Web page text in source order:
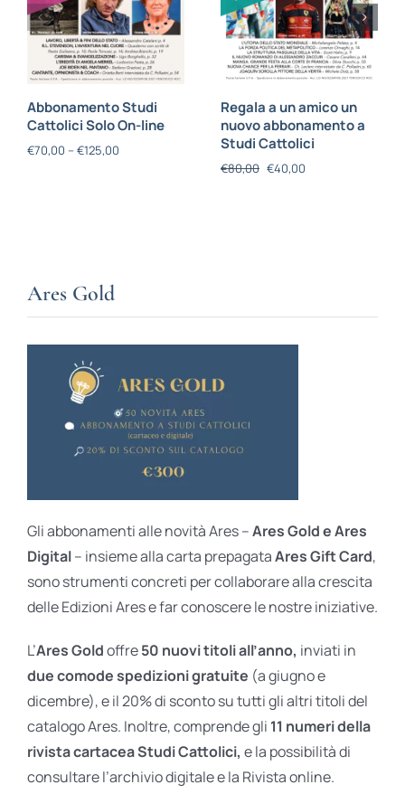
Abbonamento Studi
Cattolici Solo On-line
€70,00 – €125,00
Regala a un amico un
nuovo abbonamento a
Studi Cattolici
€80,00 €40,00
Ares Gold
Gli abbonamenti alle novità Ares –Ares Gold e Ares
Digital– insieme alla carta prepagataAres Gift Card,
sono strumenti concreti per collaborare alla crescita
delle Edizioni Ares e far conoscere le nostre iniziative.
L’Ares Goldoffre50 nuovi titoli all’anno, inviati in
due comode spedizioni gratuite (a giugno e
dicembre), e il 20% di sconto su tutti gli altri titoli del
catalogo Ares. Inoltre, comprende gli 11 numeri della
rivista cartacea Studi Cattolici, e la possibilità di
consultare l’archivio digitale e la Rivista online.